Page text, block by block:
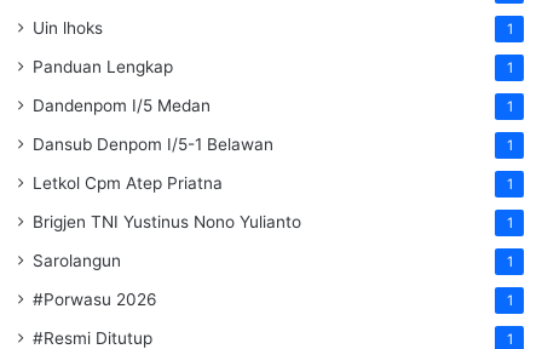
Uin lhoks 1
Panduan Lengkap 1
Dandenpom I/5 Medan 1
Dansub Denpom I/5-1 Belawan 1
Letkol Cpm Atep Priatna 1
Brigjen TNI Yustinus Nono Yulianto 1
Sarolangun 1
#Porwasu 2026 1
#Resmi Ditutup 1